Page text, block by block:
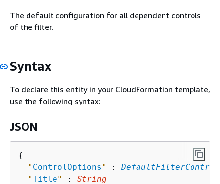
The default configuration for all dependent controls
of the filter.
Syntax
To declare this entity in your CloudFormation template,
use the following syntax:
JSON
{
" ControlOptions " :
"Title" : String